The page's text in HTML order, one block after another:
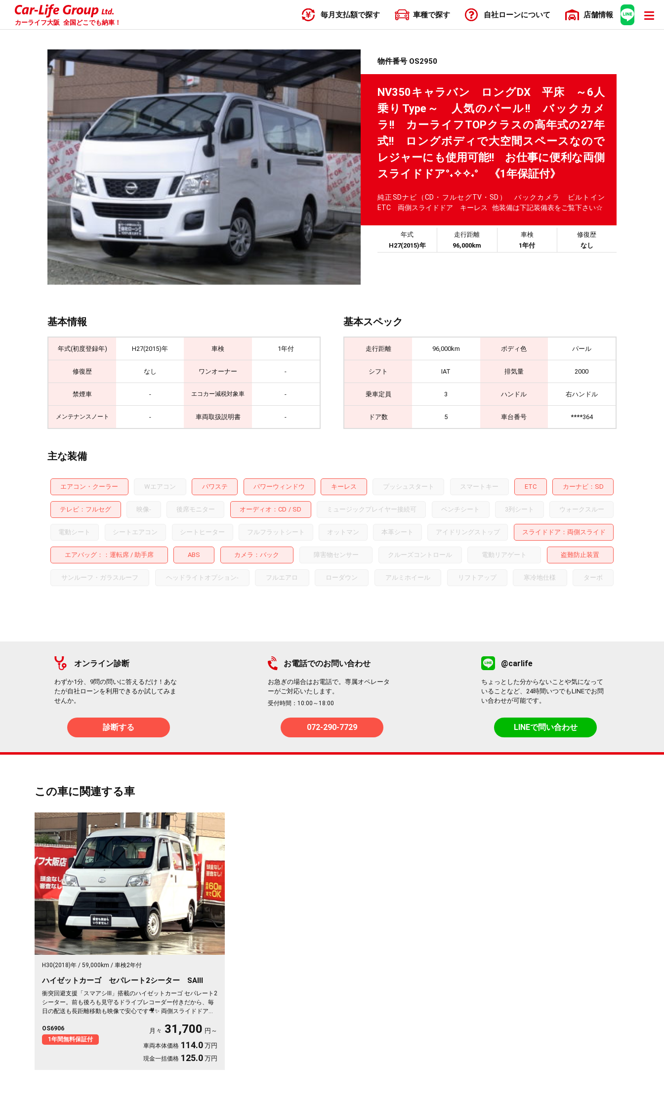
カーライフ大阪 全国どこでも納車！
毎月支払額で探す 車種で探す 自社ローンについて 店舗情報
物件番号 OS2950
NV350キャラバン ロングDX 平床 ～6人
乗りType～ 人気のパール!! バックカメ
ラ!! カーライフTOPクラスの高年式の27年
式!! ロングボディで大空間スペースなので
レジャーにも使用可能!! お仕事に便利な両側
スライドドア°˖✧✧˖° 《1年保証付》
純正SDナビ（CD・フルセグTV・SD） バックカメラ ビルトイン
ETC 両側スライドドア キーレス 他装備は下記装備表をご覧下さい☆
年式
H27(2015)年
走行距離
96,000km
車検
1年付
修復歴
なし
基本情報
年式(初度登録年) H27(2015)年 車検 1年付
修復歴 なし ワンオーナー -
禁煙車 - エコカー減税対象車 -
メンテナンスノート - 車両取扱説明書 -
基本スペック
走行距離 96,000km ボディ色 パール
シフト IAT 排気量 2000
乗車定員 3 ハンドル 右ハンドル
ドア数 5 車台番号 ****364
主な装備
エアコン・クーラー Wエアコン パワステ パワーウィンドウ キーレス プッシュスタート スマートキー ETC カーナビ SD
テレビ フルセグ 映像- 後席モニター オーディオ CD SD ミュージックプレイヤー接続可 ベンチシート 3列シート ウォークスルー
電動シート シートエアコン シートヒーター フルフラットシート オットマン 本革シート アイドリングストップ スライドドア 両側スライド
エアバッグ： 運転席 助手席 ABS カメラ バック 障害物センサー クルーズコントロール 電動リアゲート 盗難防止装置
サンルーフ・ガラスルーフ ヘッドライトオプション- フルエアロ ローダウン アルミホイール リフトアップ 寒冷地仕様 ターボ
オンライン診断
わずか1分、9問の問いに答えるだけ！あな
たが自社ローンを利用できるか試してみま
せんか。
診断する
お電話でのお問い合わせ
お急ぎの場合はお電話で。専属オペレータ
ーがご対応いたします。
受付時間：10:00～18:00
072-290-7729
@carlife
ちょっとした分からないことや気になって
いることなど、24時間いつでもLINEでお問
い合わせが可能です。
LINEで問い合わせ
この車に関連する車
H30(2018)年 59,000km 車検2年付
ハイゼットカーゴ セパレート2シーター SAⅢ
衝突回避支援「スマアシⅢ」搭載のハイゼットカーゴ セパレート2
シーター。前も後ろも見守るドライブレコーダー付きだから、毎
日の配送も長距離移動も映像で安心です🎥✨ 両側スライドドアで
＆Bluetooth対応で、車内は快適な仕事空間に🎵 荷室はフラット
で広々、道具もたっぷり積めます。相棒として毎日フル稼働して
くれる一台。仕事の効率がグッと上がりますよ😊《1年保証付》
OS6906
1年間無料保証付
月々 31,700 円～
車両本体価格 114.0 万円
現金一括価格 125.0 万円